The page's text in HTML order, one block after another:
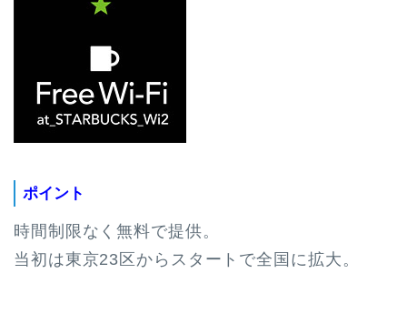
ポイント
時間制限なく無料で提供。
当初は東京23区からスタートで全国に拡大。